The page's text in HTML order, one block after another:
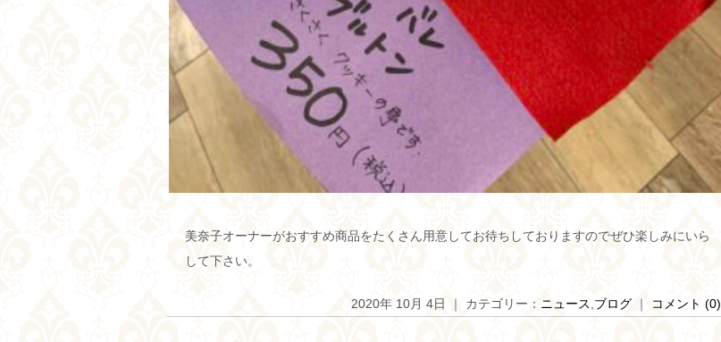
美奈子オーナーがおすすめ商品をたくさん用意してお待ちしておりますのでぜひ楽しみにいら
して下さい。
2020年 10月 4日 ｜ カテゴリー： ニュース ブログ ｜ コメント (0)